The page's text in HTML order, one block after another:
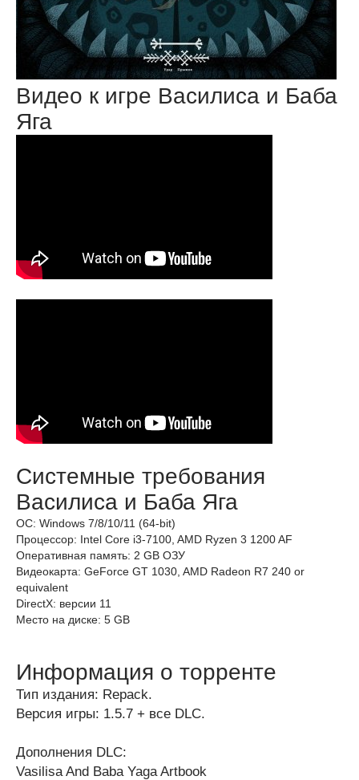
Видео к игре Василиса и Баба
Яга
Системные требования
Василиса и Баба Яга
ОС: Windows 7/8/10/11 (64-bit)
Процессор: Intel Core i3-7100, AMD Ryzen 3 1200 AF
Оперативная память: 2 GB ОЗУ
Видеокарта: GeForce GT 1030, AMD Radeon R7 240 or
equivalent
DirectX: версии 11
Место на диске: 5 GB
Информация о торренте
Тип издания: Repack.
Версия игры: 1.5.7 + все DLC.
Дополнения DLC:
Vasilisa And Baba Yaga Artbook